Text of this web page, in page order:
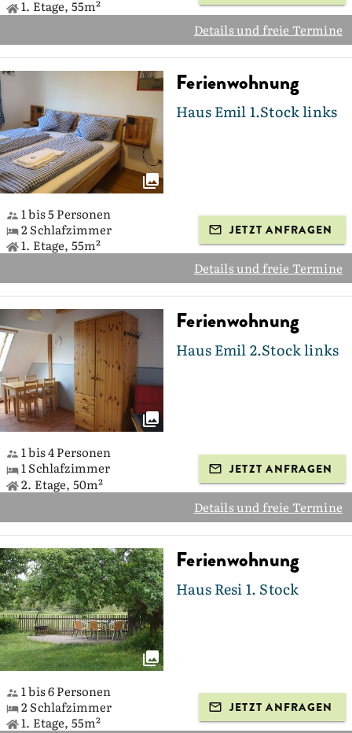
1. Etage, 55m²
Details und freie Termine
Ferienwohnung
Haus Emil 1.Stock links
1 bis 5 Personen
2 Schlafzimmer
1. Etage, 55m²
JETZT ANFRAGEN
Details und freie Termine
Ferienwohnung
Haus Emil 2.Stock links
1 bis 4 Personen
1 Schlafzimmer
2. Etage, 50m²
JETZT ANFRAGEN
Details und freie Termine
Ferienwohnung
Haus Resi 1. Stock
1 bis 6 Personen
2 Schlafzimmer
1. Etage, 55m²
JETZT ANFRAGEN